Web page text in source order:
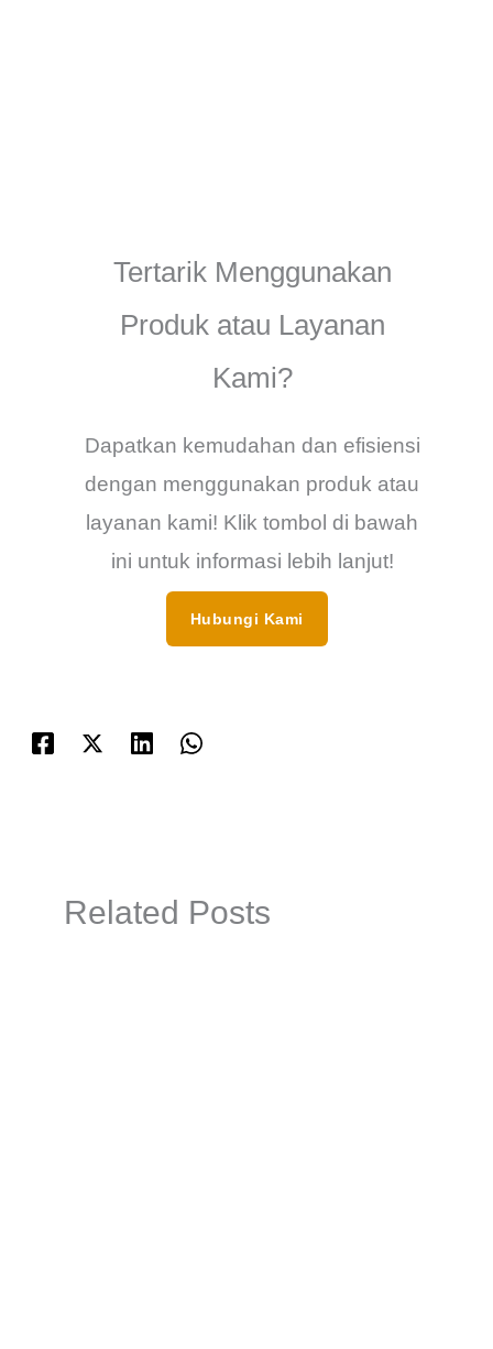
Tertarik Menggunakan
Produk atau Layanan
Kami?
Dapatkan kemudahan dan efisiensi
dengan menggunakan produk atau
layanan kami! Klik tombol di bawah
ini untuk informasi lebih lanjut!
Hubungi Kami
Related Posts